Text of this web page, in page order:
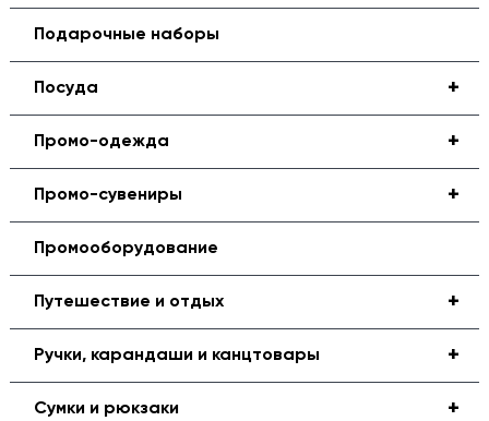
Подарочные наборы
+
Посуда
+
Промо-одежда
+
Промо-сувениры
Промооборудование
+
Путешествие и отдых
+
Ручки, карандаши и канцтовары
+
Сумки и рюкзаки